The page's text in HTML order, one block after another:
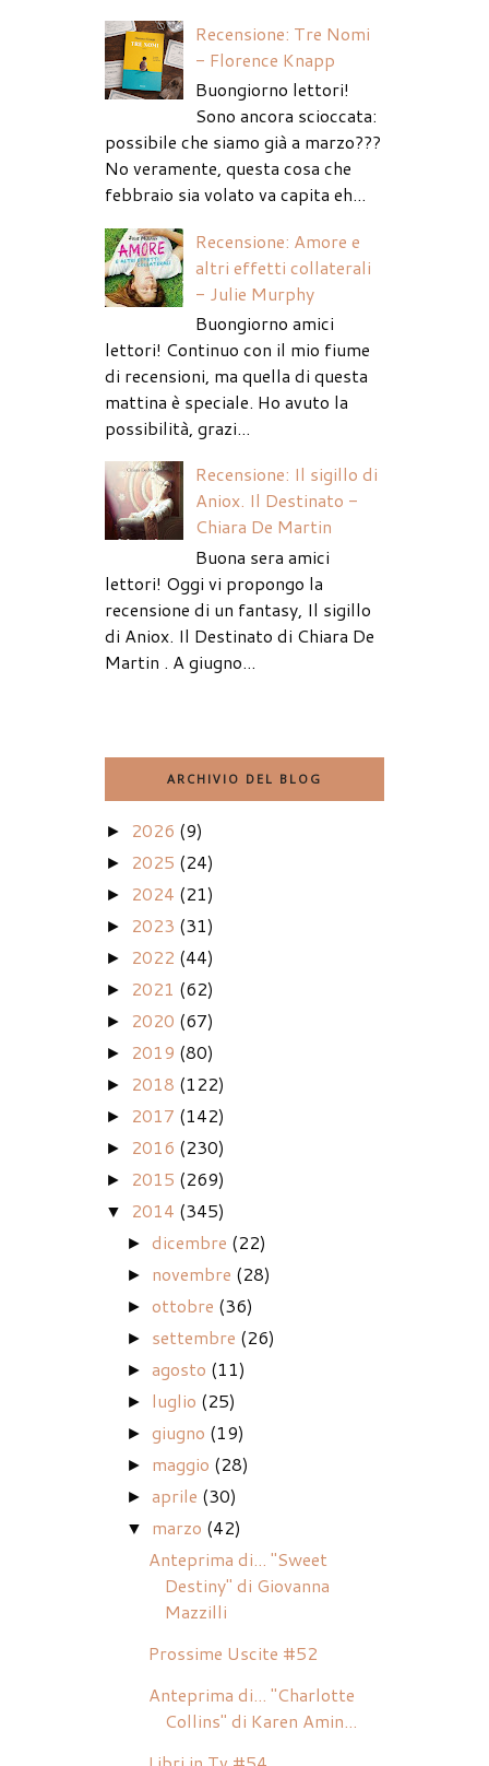
Recensione: Tre Nomi
- Florence Knapp
Buongiorno lettori!
Sono ancora scioccata:
possibile che siamo già a marzo???
No veramente, questa cosa che
febbraio sia volato va capita eh...
Recensione: Amore e
altri effetti collaterali
- Julie Murphy
Buongiorno amici
lettori! Continuo con il mio fiume
di recensioni, ma quella di questa
mattina è speciale. Ho avuto la
possibilità, grazi...
Recensione: Il sigillo di
Aniox. Il Destinato -
Chiara De Martin
Buona sera amici
lettori! Oggi vi propongo la
recensione di un fantasy, Il sigillo
di Aniox. Il Destinato di Chiara De
Martin . A giugno...
ARCHIVIO DEL BLOG
► 2026 (9)
► 2025 (24)
► 2024 (21)
► 2023 (31)
► 2022 (44)
► 2021 (62)
► 2020 (67)
► 2019 (80)
► 2018 (122)
► 2017 (142)
► 2016 (230)
► 2015 (269)
▼ 2014 (345)
►dicembre (22)
► novembre (28)
►ottobre (36)
► settembre (26)
►agosto (11)
► luglio (25)
►giugno (19)
► maggio (28)
►aprile (30)
▼ marzo (42)
Anteprima di... "Sweet
Destiny" di Giovanna
Mazzilli
Prossime Uscite #52
Anteprima di... "Charlotte
Collins" di Karen Amin...